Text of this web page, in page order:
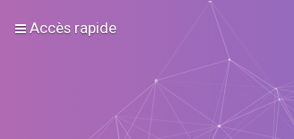
Accès rapide